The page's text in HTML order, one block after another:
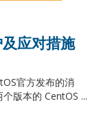
应对措施
官方发布的消
版本的 CentOS ...